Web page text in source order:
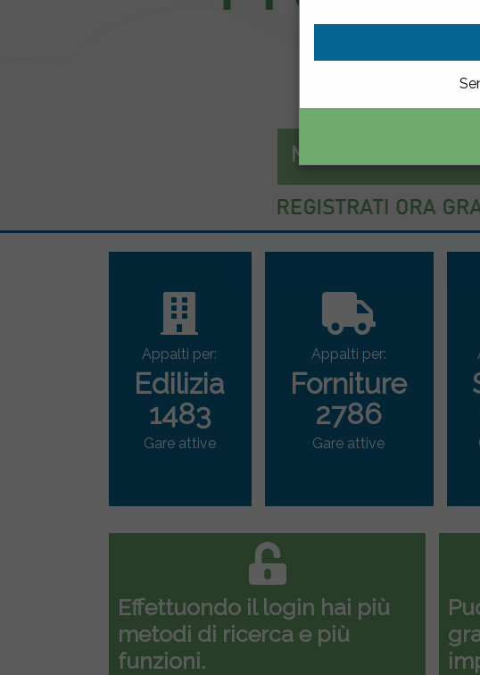
Mercato
Appalti per:
Edilizia
1483
Gare attive
Appalti per:
Forniture
2786
Gare attive
Effettuondo il login hai più
metodi di ricerca e più
funzioni.